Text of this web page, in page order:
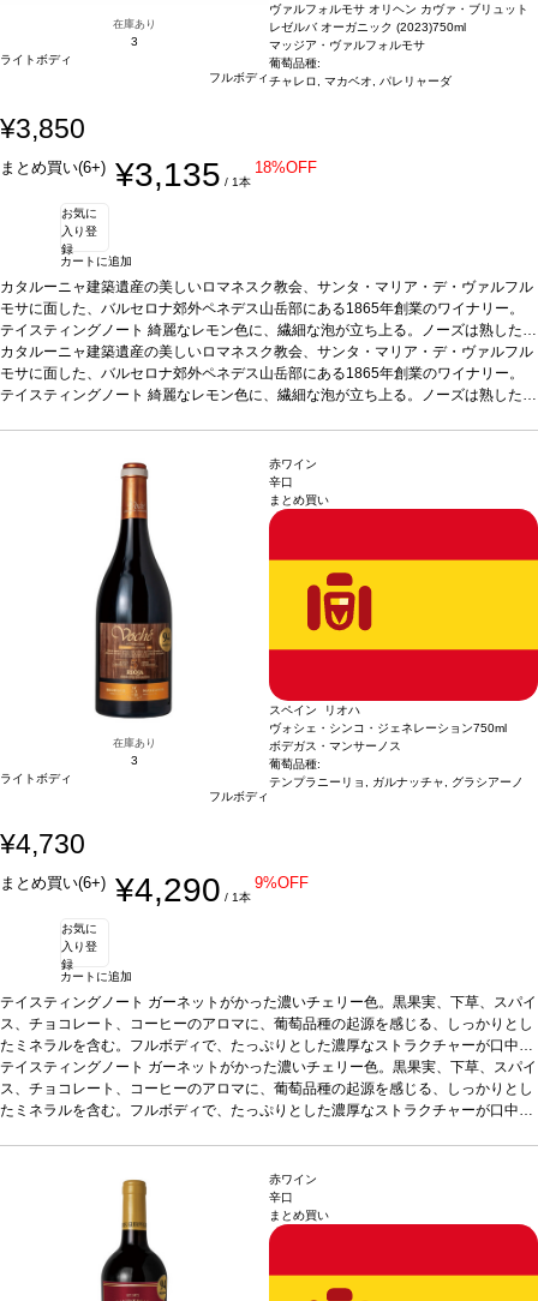
在庫あり
3
ライトボディ
フルボディ
ヴァルフォルモサ オリヘン カヴァ・ブリュット
レゼルバ オーガニック (2023)750ml
マッジア・ヴァルフォルモサ
葡萄品種:
チャレロ, マカベオ, パレリャーダ
¥3,850
まとめ買い(6+) ¥3,135 / 1本
18%OFF
お気に
入り登
録
カートに追加
カタルーニャ建築遺産の美しいロマネスク教会、サンタ・マリア・デ・ヴァルフル
モサに面した、バルセロナ郊外ペネデス山岳部にある1865年創業のワイナリー。
テイスティングノート 綺麗なレモン色に、繊細な泡が立ち上る。ノーズは熟した白
果実（黄色リンゴ）を示し、熟成によるアーモンドのニュアンスと絡み合う。口に
含むと、心地よい滑らかさが広がり、熟した果実味を感じる。柔らかいナッツやペ
イストリーが表れ、エレガントで長い余韻のフィニッシュへと導かれる。合う料理
ヴィンテージが在庫切れの場合、在庫があり価格が同様の場合は自動的に次のヴィ
ンテージに変更されます、ご了承ください。
カタルーニャ建築遺産の美しいロマネスク教会、サンタ・マリア・デ・ヴァルフル
モサに面した、バルセロナ郊外ペネデス山岳部にある1865年創業のワイナリー。
テイスティングノート 綺麗なレモン色に、繊細な泡が立ち上る。ノーズは熟した白
イストリーが表れ、エレガントで長い余韻のフィニッシュへと導かれる。
きのこのリゾット、ラヴィオリ、魚とバターソースなどと好相性
ッロ 40%、マカベオ 30%、パレリャーダ 30％認証
ヴィンテージが在庫切れの場合、在庫があり価格が同様の場合は自動的に次のヴィ
ンテージに変更されます、ご了承ください。
在庫あり
3
ライトボディ
フルボディ
赤ワイン
辛口
まとめ買い
スペイン リオハ
ヴォシェ・シンコ・ジェネレーション750ml
ボデガス・マンサーノス
葡萄品種:
テンプラニーリョ, ガルナッチャ, グラシアーノ
¥4,730
まとめ買い(6+) ¥4,290 / 1本
9%OFF
お気に
入り登
録
カートに追加
テイスティングノート ガーネットがかった濃いチェリー色。黒果実、下草、スパイ
ス、チョコレート、コーヒーのアロマに、葡萄品種の起源を感じる、しっかりとし
たミネラルを含む。フルボディで、たっぷりとした濃厚なストラクチャーが口中を
満たす。上質で滑らかなタンニンはエレガントで、フレッシュな余韻の後味は際立
っている。葡萄品種テンプラニーリョ 55%、ガルナッチャ 25%、グラシアーノ 2
0% ＜テンプラニーリョ2014ヴィンテージ；36ヵ月熟成-ガルナッチャ2017ヴィ
テイスティングノート ガーネットがかった濃いチェリー色。黒果実、下草、スパイ
ス、チョコレート、コーヒーのアロマに、葡萄品種の起源を感じる、しっかりとし
たミネラルを含む。フルボディで、たっぷりとした濃厚なストラクチャーが口中を
0% ＜テンプラニーリョ2014ヴィンテージ；36ヵ月熟成-ガルナッチャ2017ヴィ
ンテージ；6ヵ月熟成-グラシアーノ2015ヴィンテージ；30ヵ月熟成 ブレンド後3
ヵ月間瓶内熟成しリリース＞
赤ワイン
辛口
まとめ買い